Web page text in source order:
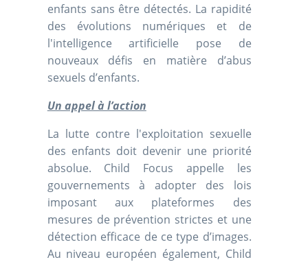
enfants sans être détectés. La rapidité
des évolutions numériques et de
l'intelligence artificielle pose de
nouveaux défis en matière d’abus
sexuels d’enfants.
Un appel à l’action
La lutte contre l'exploitation sexuelle
des enfants doit devenir une priorité
absolue. Child Focus appelle les
gouvernements à adopter des lois
imposant aux plateformes des
mesures de prévention strictes et une
détection efficace de ce type d’images.
Au niveau européen également, Child